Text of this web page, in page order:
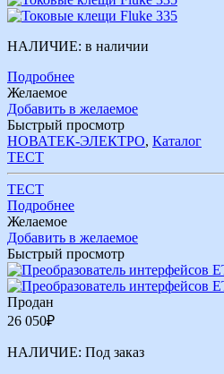
НАЛИЧИЕ: в наличии
Подробнее
Желаемое
Добавить в желаемое
Быстрый просмотр
НОВАТЕК-ЭЛЕКТРО, Каталог
ТЕСТ
ТЕСТ
Подробнее
Желаемое
Добавить в желаемое
Быстрый просмотр
Продан
26 050₽
НАЛИЧИЕ: Под заказ